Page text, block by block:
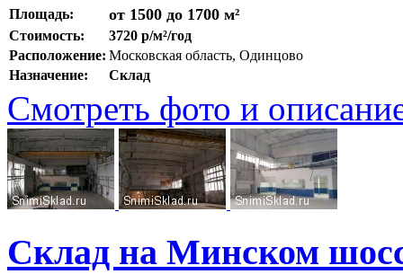
Площадь: от 1500 до 1700 м²
Стоимость:
3720 р/м²/год
Расположение: Московская область, Одинцово
Назначение:
Склад
Смотреть фото и
Склад на Минском